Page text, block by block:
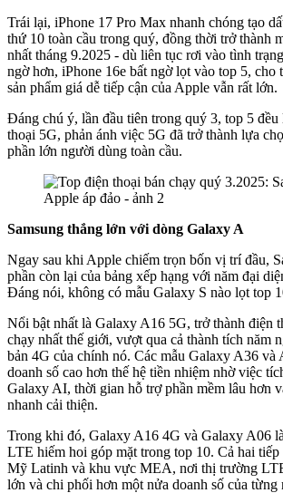
Trái lại, iPhone 17 Pro Max nhanh chóng tạo
thứ 10 toàn cầu trong quý, đồng thời trở thành
nhất tháng 9.2025 - dù liên tục rơi vào tình
ngờ hơn, iPhone 16e bất ngờ lọt vào top 5, cho
sản phẩm giá dễ tiếp cận của Apple vẫn rất lớn.
Đáng chú ý, lần đầu tiên trong quý 3, top 5 đều
thoại 5G, phản ánh việc 5G đã trở thành lựa
phần lớn người dùng toàn cầu.
Samsung thắng lớn với dòng Galaxy A
Ngay sau khi Apple chiếm trọn bốn vị trí đầu,
phần còn lại của bảng xếp hạng với năm đại
Đáng nói, không có mẫu Galaxy S nào lọt top
Nổi bật nhất là Galaxy A16 5G, trở thành điện
chạy nhất thế giới, vượt qua cả thành tích năm
bản 4G của chính nó. Các mẫu Galaxy A36 và
doanh số cao hơn thế hệ tiền nhiệm nhờ việc
Galaxy AI, thời gian hỗ trợ phần mềm lâu hơn
nhanh cải thiện.
Trong khi đó, Galaxy A16 4G và Galaxy A06
LTE hiếm hoi góp mặt trong top 10. Cả hai tiếp
Mỹ Latinh và khu vực MEA, nơi thị trường
lớn và chi phối hơn một nửa doanh số của từng